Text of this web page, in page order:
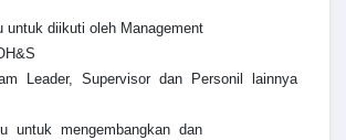
untuk diikuti oleh Management
Leader, Supervisor dan Personil lainnya
untuk mengembangkan dan